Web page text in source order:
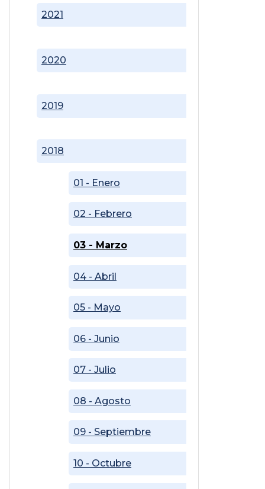
2018
01 - Enero
02 - Febrero
03 - Marzo
04 - Abril
05 - Mayo
06 - Junio
07 - Julio
08 - Agosto
09 - Septiembre
10 - Octubre
2019
2020
2021